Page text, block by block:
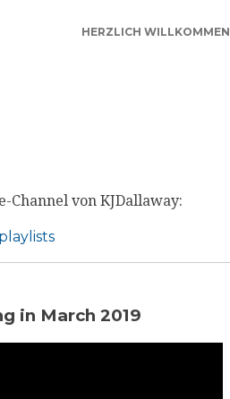
HERZLICH WILLKOMMEN
Channel von KJDallaway:
in March 2019